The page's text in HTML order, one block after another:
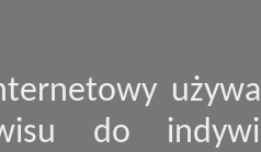
do